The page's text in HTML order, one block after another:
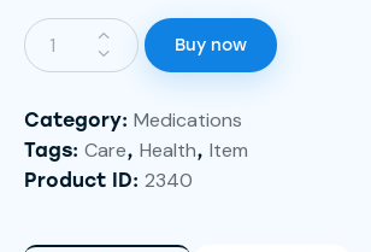
Buy now
Category: Medications
Tags: Care, Health, Item
Product ID: 2340